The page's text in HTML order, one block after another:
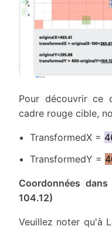
Pour découvrir ce
cadre rouge cible,
TransformedX =
TransformedY =
Coordonnées
104.12)
Veuillez noter qu'à